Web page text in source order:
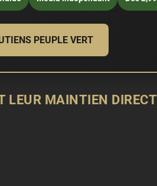
PEUPLE VERT
LEUR MAINTIEN